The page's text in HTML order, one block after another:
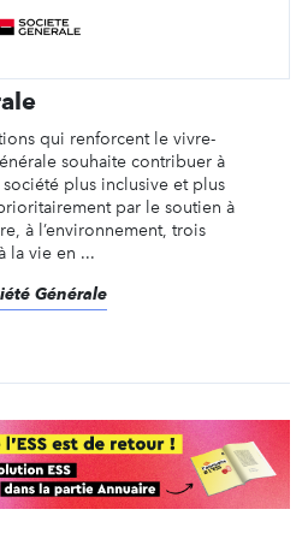
qui renforcent le vivre-
souhaite contribuer à
société plus inclusive et plus
par le soutien à
à l’environnement, trois
la vie en ...
Générale